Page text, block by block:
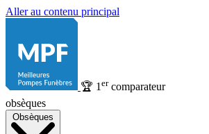
Aller au contenu principal
🏆 1 ercomparateur
obsèques
Obsèques